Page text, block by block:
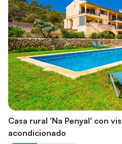
Casa rural 'Na Penyal' con
acondicionado